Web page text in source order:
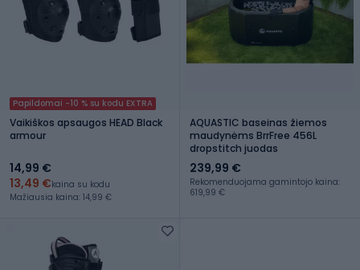
Papildomai -10 % su kodu EXTRA
Vaikiškos apsaugos HEAD Black
armour
14,99 €
13,49 €kaina su kodu
Mažiausia kaina: 14,99 €
AQUASTIC baseinas žiemos
maudynėms BrrFree 456L
dropstitch juodas
239,99 €
Rekomenduojama gamintojo kaina:
619,99 €